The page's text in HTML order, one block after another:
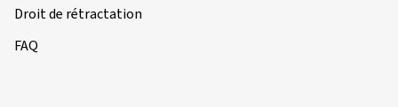
Droit de rétractation
FAQ